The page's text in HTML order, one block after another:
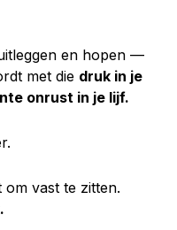
en hopen —
met die druk in je
onrust in je lijf.
vast te zitten.